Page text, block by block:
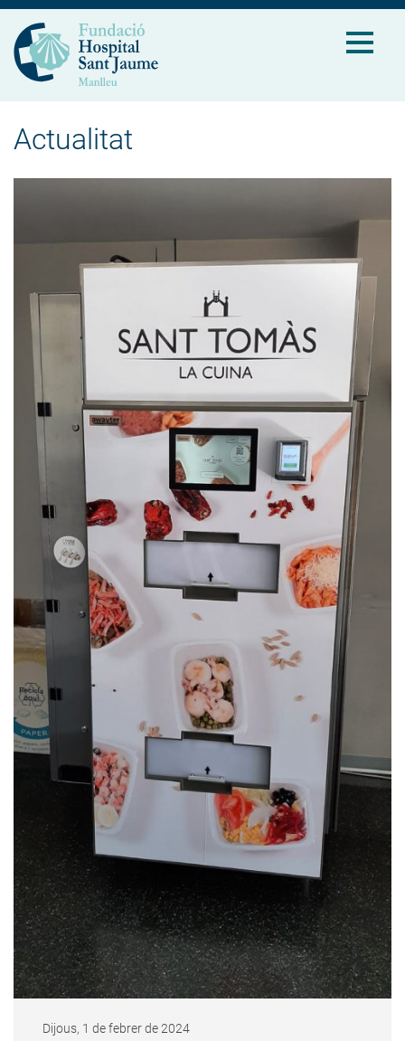
Actualitat
Dijous, 1 de febrer de 2024